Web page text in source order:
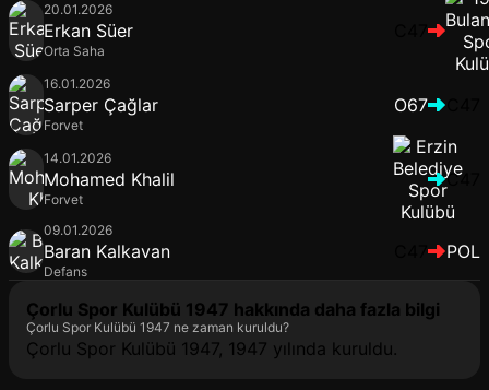
20.01.2026
Erkan Süer
Orta Saha
16.01.2026
Sarper Çağlar
Forvet
O67
14.01.2026
Mohamed Khalil
Forvet
C47
09.01.2026
Baran Kalkavan
Defans
POL
Çorlu Spor Kulübü 1947 hakkında daha fazla bilgi
Çorlu Spor Kulübü 1947 ne zaman kuruldu?
Çorlu Spor Kulübü 1947, 1947 yılında kuruldu.